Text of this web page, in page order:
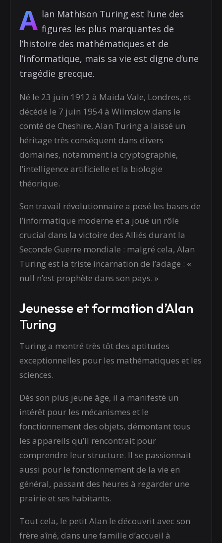
A lan Mathison Turing est l’une des
figures les plus marquantes de
l’histoire des mathématiques et de
l’informatique, mais sa vie est digne d’une
tragédie grecque.
Né le 23 juin 1912 à Maida Vale, Londres, et
décédé le 7 juin 1954 à Wilmslow dans le
comté de Cheshire, Alan Turing a laissé un
héritage très conséquent dans divers
domaines, notamment la cryptographie,
l’intelligence artificielle et la biologie
théorique.
Son travail révolutionnaire a posé les bases de
l’informatique moderne et a joué un rôle
crucial dans la victoire des Alliés durant la
Seconde Guerre mondiale : malgré cela, Alan
Turing est la triste incarnation de l’adage : «
null n’est prophète dans son pays. »
Jeunesse et formation d’Alan
Turing
Turing a montré très tôt des aptitudes
exceptionnelles pour les mathématiques et les
sciences.
Dès son plus jeune âge, il a manifesté un
intérêt pour les mécanismes et le
fonctionnement des objets, démontant tous
les appareils qu’il rencontrait pour
comprendre leur structure. Il se passionnait
aussi pour le fonctionnement de la vie en
général, passant des heures à regarder une
prairie et ses habitants.
Tout cela, le petit Alan le découvrit avec son
frère aîné, dans une famille d’accueil à